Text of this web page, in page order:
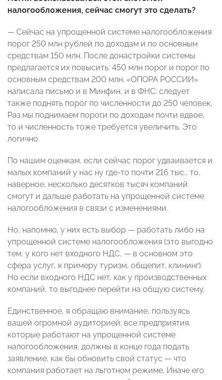
налогообложения, сейчас смогут это сделать?
— Сейчас на упрощенной системе налогообложения
порог 250 млн рублей по доходам и по основным
средствам 150 млн. После донастройки системы
предлагается их повысить: 450 млн порог и порог по
основным средствам 200 млн. «ОПОРА РОССИИ»
написала письмо и в Минфин, и в ФНС: следует
также поднять порог по численности до 250 человек.
Раз мы поднимаем пороги по доходам почти вдвое,
то и численность тоже требуется увеличить. Это
логично.
По нашим оценкам, если сейчас порог удваивается и
малых компаний у нас ну где-то почти 216 тыс., то,
наверное, несколько десятков тысяч компаний
смогут и дальше работать на упрощенной системе
налогообложения в связи с изменениями.
Но, напомню, у них есть выбор — работать либо на
упрощенной системе налогообложения (это выгодно
тем, у кого нет входного НДС, — в основном это
сфера услуг, к примеру туризм, общепит, клининг).
Но если входного НДС нет, как у производственных
компаний, то выгоднее перейти на общую систему.
Единственное, я обращаю внимание, пользуясь
вашей огромной аудиторией: все предприятия,
которые работают на упрощенной системе
налогообложения, должны в конце года подать
заявление, как бы обновить свой статус — что
компания работает на льготном режиме. Иначе его